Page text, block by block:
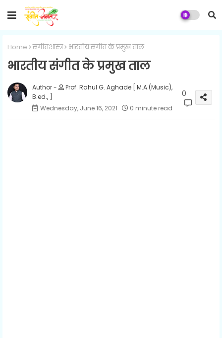
Home संगीतशास्त्र भारतीय संगीत के प्रमुख ताल
भारतीय संगीत के प्रमुख ताल
Prof. Rahul G. Aghade [ M.A.(Music),
B.ed., ]
Wednesday, June 16, 2021
0 minute read
0